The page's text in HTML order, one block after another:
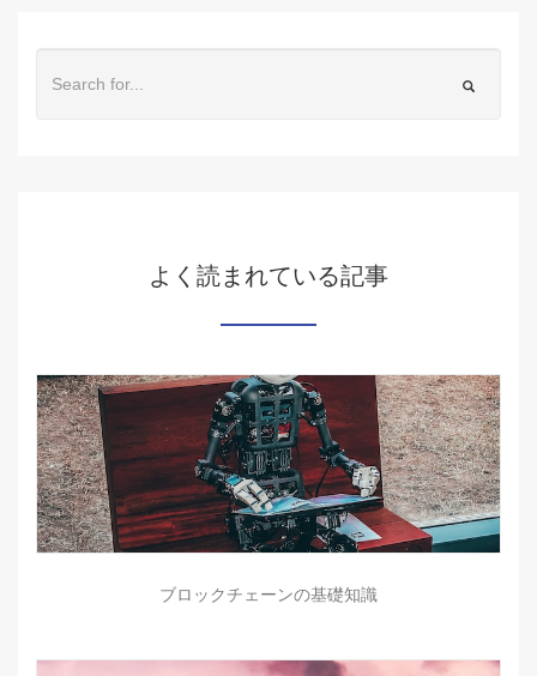
よく読まれている記事
ブロックチェーンの基礎知識